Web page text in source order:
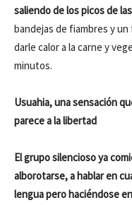
saliendo de los picos de
bandejas de fiambres y
darle calor a la carne y
minutos.
Usuahia, una sensación
parece a la libertad
El grupo silencioso ya
alborotarse, a hablar en
lengua pero haciéndose